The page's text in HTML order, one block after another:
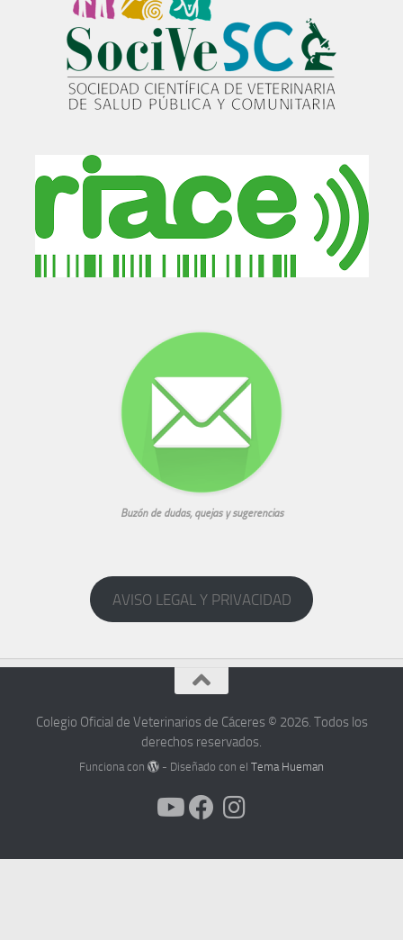
Buzón de dudas, quejas y sugerencias
AVISO LEGAL Y PRIVACIDAD
Colegio Oficial de Veterinarios de Cáceres © 2026. Todos los
derechos reservados.
Funciona con - Diseñado con elTema Hueman